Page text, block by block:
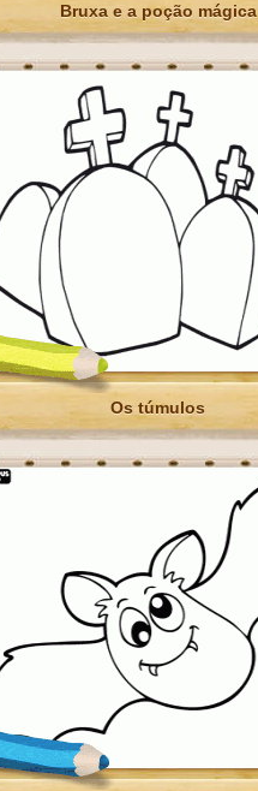
Bruxa e a poção mágica
Os túmulos